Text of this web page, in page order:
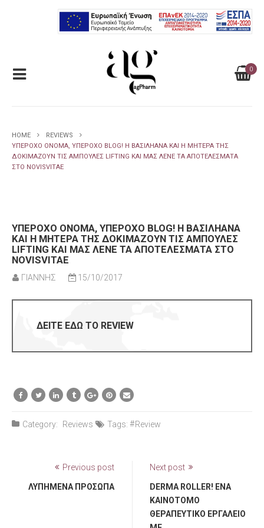
0
HOME
REVIEWS
ΥΠΈΡΟΧΟ ΌΝΟΜΑ, ΥΠΈΡΟΧΟ BLOG! H ΒΑΣΙΛΗΆΝΑ ΚΑΙ Η ΜΗΤΈΡΑ ΤΗΣ
ΔΟΚΙΜΆΖΟΥΝ ΤΙΣ ΑΜΠΟΎΛΕΣ LIFTING ΚΑΙ ΜΑΣ ΛΈΝΕ ΤΑ ΑΠΟΤΕΛΈΣΜΑΤΑ
ΣΤΟ NOVISVITAE
ΥΠΈΡΟΧΟ ΌΝΟΜΑ, ΥΠΈΡΟΧΟ BLOG! H ΒΑΣΙΛΗΆΝΑ
ΚΑΙ Η ΜΗΤΈΡΑ ΤΗΣ ΔΟΚΙΜΆΖΟΥΝ ΤΙΣ ΑΜΠΟΎΛΕΣ
LIFTING ΚΑΙ ΜΑΣ ΛΈΝΕ ΤΑ ΑΠΟΤΕΛΈΣΜΑΤΑ ΣΤΟ
NOVISVITAE
ΓΙΑΝΝΗΣ 15/10/2017
ΔΕΙΤΕ ΕΔΩ ΤΟ REVIEW
Category: Reviews Tags: Review
Previous post
ΛΥΠΗΜΈΝΑ ΠΡΌΣΩΠΑ
Next post
DERMA ROLLER! ΈΝΑ
ΚΑΙΝΟΤΌΜΟ
ΘΕΡΑΠΕΥΤΙΚΌ ΕΡΓΑΛΕΊΟ